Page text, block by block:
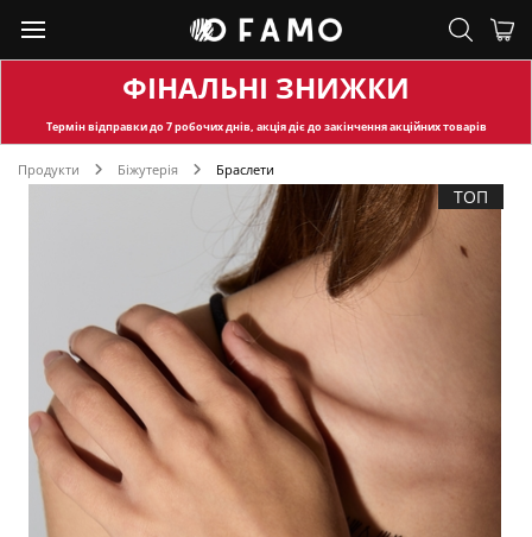
ФІНАЛЬНІ ЗНИЖКИ
Термін відправкидо 7 робочих днів, акція діє до закінчення акційних товарів
Продукти Біжутерія Браслети
ТОП